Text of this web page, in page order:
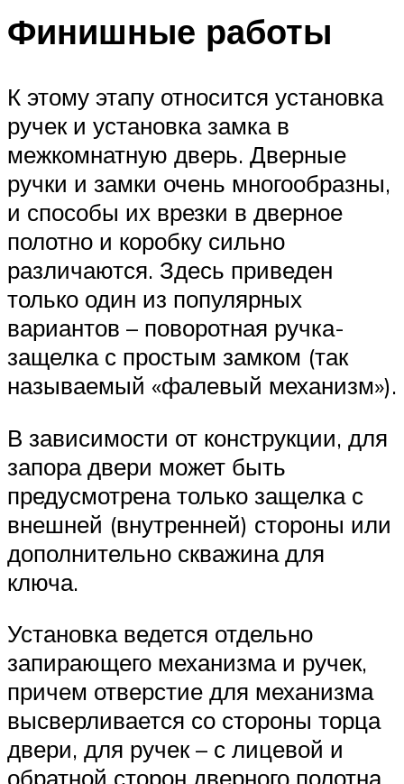
Финишные работы
К этому этапу относится установка
ручек и установка замка в
межкомнатную дверь. Дверные
ручки и замки очень многообразны,
и способы их врезки в дверное
полотно и коробку сильно
различаются. Здесь приведен
только один из популярных
вариантов – поворотная ручка-
защелка с простым замком (так
называемый «фалевый механизм»).
В зависимости от конструкции, для
запора двери может быть
предусмотрена только защелка с
внешней (внутренней) стороны или
дополнительно скважина для
ключа.
Установка ведется отдельно
запирающего механизма и ручек,
причем отверстие для механизма
высверливается со стороны торца
двери, для ручек – с лицевой и
обратной сторон дверного полотна.